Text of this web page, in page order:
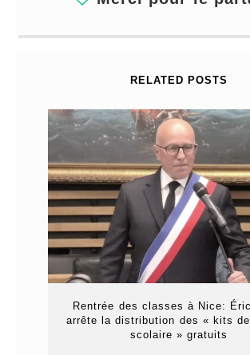
RELATED POSTS
Rentrée des classes à Nice:
arrête la distribution des « kits
scolaire » gratuits